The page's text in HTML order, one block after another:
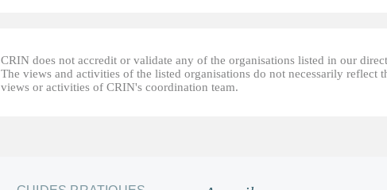
CRIN does not accredit or validate any of the organisations listed in our
The views and activities of the listed organisations do not necessarily reflect
views or activities of CRIN's coordination team.